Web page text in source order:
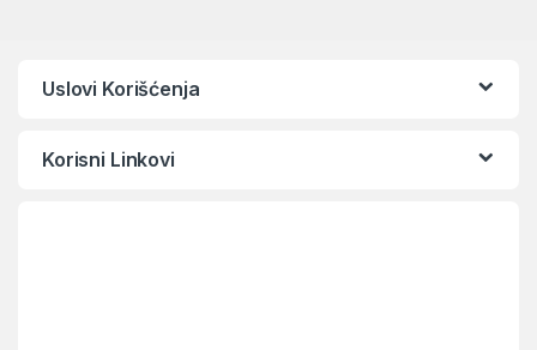
Uslovi Korišćenja
Korisni Linkovi